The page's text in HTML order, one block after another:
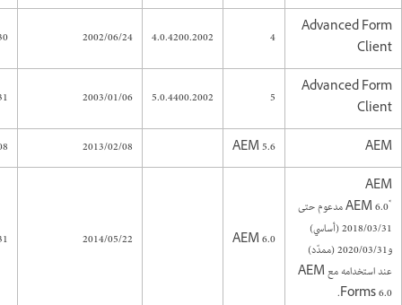
Advanced Form
Client
4
4.0.4200.2002
2002/06/24
Advanced Form
Client
5
5.0.4400.2002
2003/01/06
AEM
AEM 5.6
2013/02/08
AEM
*
AEM 6.0 مدعوم حتى
2018/03/31 (أساسي)
و2020/03/31 (ممدّد)
عند استخدامه مع AEM
Forms 6.0.
AEM 6.0
2014/05/22